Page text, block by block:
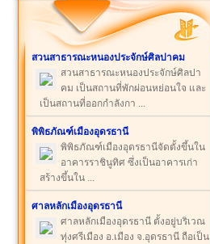
สวนสาธารณะหนองประจักษ์ศิลปาคม
สวนสาธารณะหนองประจักษ์ศิลปา
คม เป็นสถานที่พักผ่อนหย่อนใจ และ
เป็นสถานที่ออกกำลังกา ...
พิพิธภัณฑ์เมืองอุดรธานี
พิพิธภัณฑ์เมืองอุดรธานีจัดตั้งขึ้นใน
อาคารราชินูทิศ ซึ่งเป็นอาคารเก่า
สร้างขึ้นใน ...
ศาลหลักเมืองอุดรธานี
ศาลหลักเมืองอุดรธานี ตั้งอยู่บริเวณ
ทุ่งศรีเมือง อ.เมือง จ.อุดรธานี ถือเป็น